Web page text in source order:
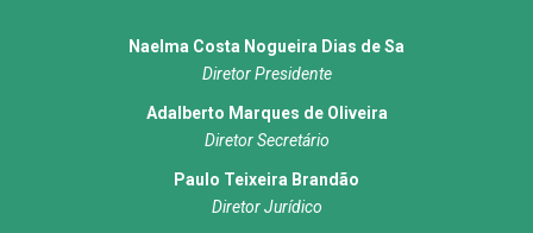
Naelma Costa Nogueira Dias de Sa
Diretor Presidente
Adalberto Marques de Oliveira
Diretor Secretário
Paulo Teixeira Brandão
Diretor Jurídico